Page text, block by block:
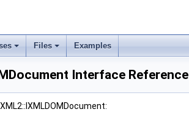
Files Examples
Interface Reference